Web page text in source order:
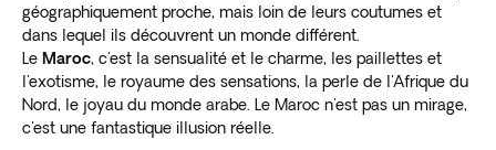
géographiquement proche, mais loin de leurs coutumes et
dans lequel ils découvrent un monde différent.
Le Maroc, c'est la sensualité et le charme, les paillettes et
l'exotisme, le royaume des sensations, la perle de l'Afrique du
Nord, le joyau du monde arabe. Le Maroc n'est pas un mirage,
c'est une fantastique illusion réelle.